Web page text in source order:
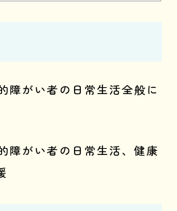
障がい者の日常生活全般に
がい者の日常生活、健康